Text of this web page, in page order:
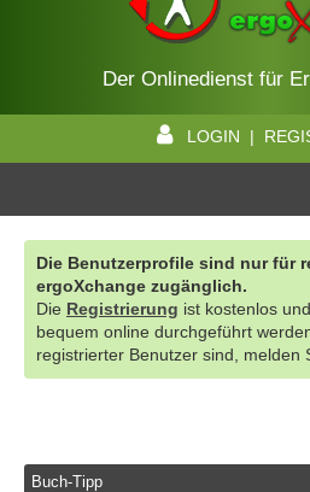
Der Onlinedienst für
LOGIN |
Die Benutzerprofile sind nur für
ergoXchange zugänglich.
Die Registrierung ist kostenlos
bequem online durchgeführt
registrierter Benutzer sind, melden
Buch-Tipp